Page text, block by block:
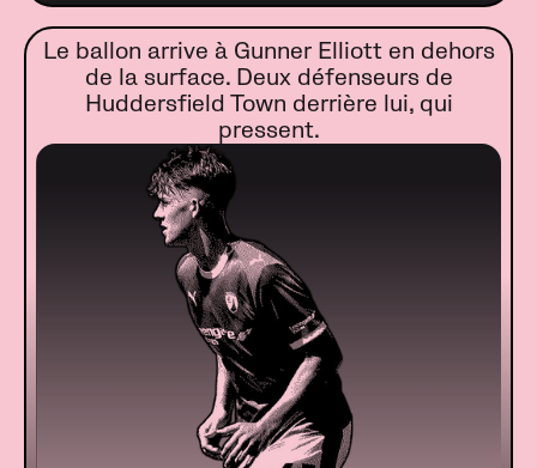
Le ballon arrive à Gunner Elliott en dehors
de la surface. Deux défenseurs de
Huddersfield Town derrière lui, qui
pressent.